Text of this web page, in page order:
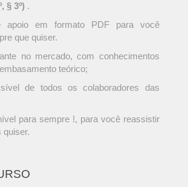
§ 3º) .
apoio em formato PDF para você
que quiser.
no mercado, com conhecimentos
teórico;
de todos os colaboradores das
para sempre !, para você reassistir
quiser.